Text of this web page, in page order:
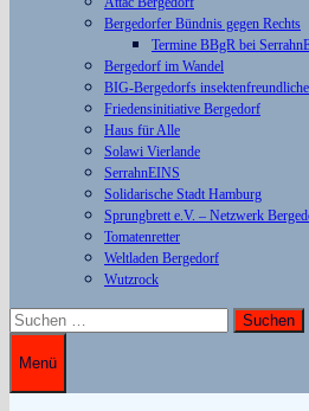
Bergedorfer Bündnis gegen Rechts
Termine BBgR bei
Bergedorf im Wandel
BIG-Bergedorfs
Friedensinitiative Bergedorf
Haus für Alle
Solawi Vierlande
SerrahnEINS
Solidarische Stadt Hamburg
Sprungbrett e.V. – Netzwerk
Tomatenretter
Weltladen Bergedorf
Wutzrock
Suchen
nach:
Menü